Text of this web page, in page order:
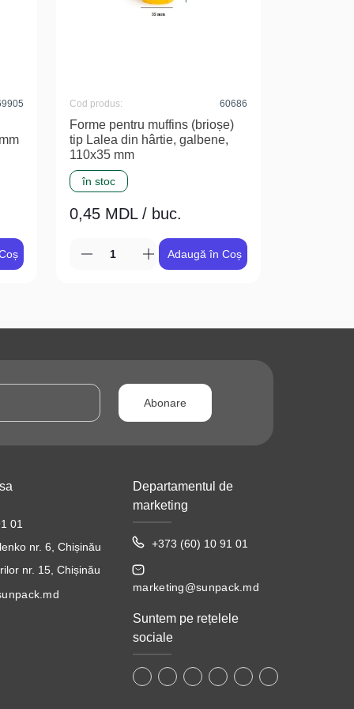
în stoc
Forme pentru muffins (brioșe)
tip Lalea din hârtie, galbene,
110x35 mm
Cod produs: 60686
0,45 MDL / buc.
Adaugă în Coș
Abonare
01
nr. 6, Chișinău
nr. 15, Chișinău
Departamentul de
marketing
+373 (60) 10 91 01
marketing@sunpack.md
Suntem pe rețelele
sociale